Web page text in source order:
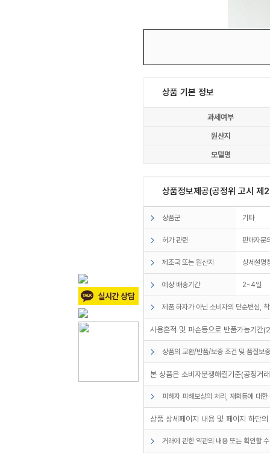
상품 기본 정보
과세여부
원산지
모델명
상품정보제공(공정위 고시
상품군 기타
허가 관련 판매자문
제조국 또는 원산지 상세설명
예상 배송기간 2~4일
제품 하자가 아닌 소비자의 단순변심,
사용흔적 및 파손등으로 반품가능기간
상품의 교환/반품/보증 조건 및 품질보
본 상품은 소비자분쟁해결기준(공정거
피해자 피해보상의 처리, 재화등에 대
상품 상세페이지 내용 및 페이지 하단
거래에 관한 약관의 내용 또는 확인할